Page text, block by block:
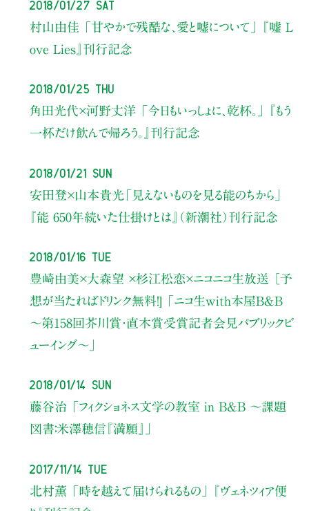
2018/01/27 Sat
村山由佳 「甘やかで残酷な、愛と嘘について」
『嘘 L
ove Lies』刊行記念
2018/01/25 Thu
角田光代×河野丈洋 「今日もいっしょに、乾杯。」
『もう
一杯だけ飲んで帰ろう。』刊行記念
2018/01/21 Sun
安田登×山本貴光 「見えないものを見る能のちから」
『能 650年続いた仕掛けとは』（新潮社）刊行記念
2018/01/16 Tue
豊崎由美×大森望 ×杉江松恋×ニコニコ生放送
［予
想が当たればドリンク無料！] 「ニコ生with本屋Ｂ＆Ｂ
～第158回芥川賞・直木賞受賞記者会見パブリックビ
ューイング～」
2018/01/14 Sun
藤谷治
「フィクショネス文学の教室 in B&B 〜課題
図書：米澤穂信『満願』」
2017/11/14 Tue
北村薫 「時を越えて届けられるもの」
『ヴェネツィア便